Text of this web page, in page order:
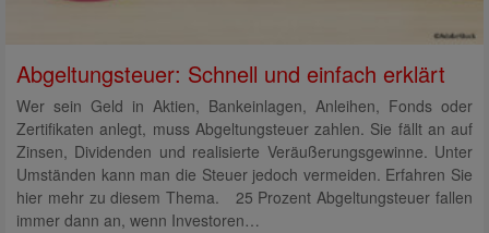
Abgeltungsteuer: Schnell und einfach erklärt
Wer sein Geld in Aktien, Bankeinlagen, Anleihen, Fonds oder
Zertifikaten anlegt, muss Abgeltungsteuer zahlen. Sie fällt an auf
Zinsen, Dividenden und realisierte Veräußerungsgewinne. Unter
Umständen kann man die Steuer jedoch vermeiden. Erfahren Sie
hier mehr zu diesem Thema. 25 Prozent Abgeltungsteuer fallen
immer dann an, wenn Investoren…